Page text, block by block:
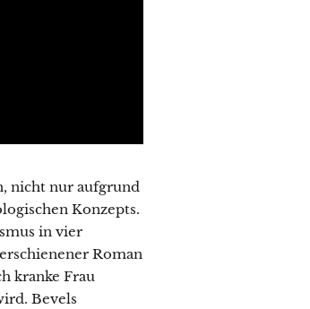
nicht nur aufgrund
Konzepts.
in vier
Roman
kranke Frau
Bevels